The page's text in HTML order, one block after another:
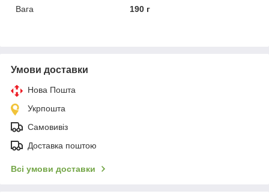
Вага
190 г
Умови доставки
Нова Пошта
Укрпошта
Самовивіз
Доставка поштою
Всі умови доставки